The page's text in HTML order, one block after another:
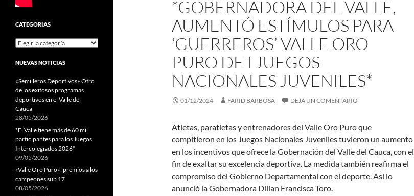
*GOBERNADORA DEL VALLE,
AUMENTÓ ESTÍMULOS PARA
‘GUERREROS’ VALLE ORO
PURO DE I JUEGOS
NACIONALES JUVENILES*
01/12/2024 FARID BARBOSA DEJA UN COMENTARIO
Atletas, paratletas y entrenadores del Valle Oro Puro que
compitieron en los Juegos Nacionales Juveniles tuvieron un aumento
en los incentivos que ofrece la Gobernación del Valle del Cauca, con el
fin de exaltar su excelencia deportiva. La medida también reafirma el
compromiso del Gobierno Departamental con el deporte. Así lo
anunció la Gobernadora Dilian Francisca Toro.
CATEGORIAS
Categorias
NUEVAS NOTICIAS
«Semilleros Deportivos» Otro
de los exitosos programas
deportivos en el Valle del
Cauca
28/05/2026
*El Valle tiene más de 60 mil
participantes para los Juegos
Intercolegiados 2026*
09/05/2026
«Valle Oro Puro»: premios a los
campeones sub 17
08/05/2026